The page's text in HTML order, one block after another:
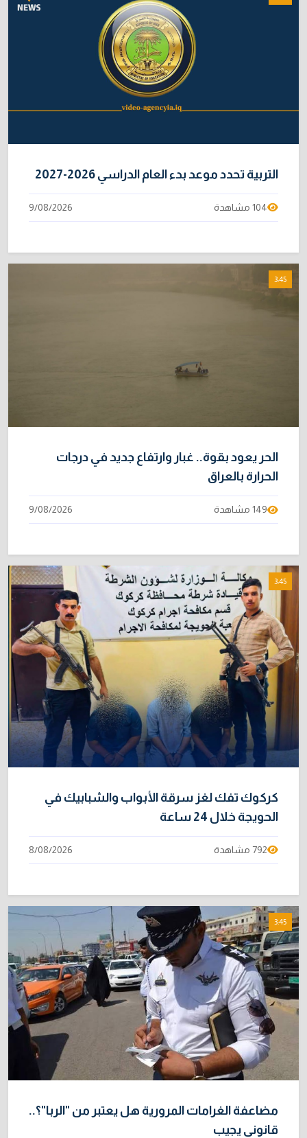
التربية تحدد موعد بدء العام الدراسي 2026-2027
104 مشاهدة 9/08/2026
3:45
الحر يعود بقوة.. غبار وارتفاع جديد في درجات
الحرارة بالعراق
149 مشاهدة 9/08/2026
3:45
كركوك تفك لغز سرقة الأبواب والشبابيك في
الحويجة خلال 24 ساعة
792 مشاهدة 8/08/2026
3:45
مضاعفة الغرامات المرورية هل يعتبر من "الربا"؟..
قانوني يجيب